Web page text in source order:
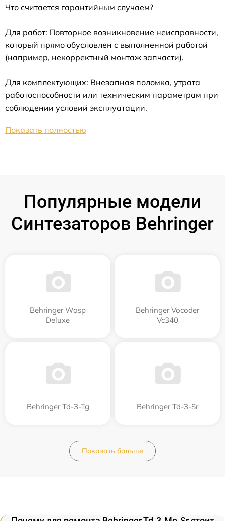
Что считается гарантийным случаем?
Для работ: Повторное возникновение неисправности,
который прямо обусловлен с выполненной работой
(например, некорректный монтаж запчасти).
Для комплектующих: Внезапная поломка, утрата
работоспособности или техническим параметрам при
соблюдении условий эксплуатации.
Показать полностью
Популярные модели
Синтезаторов Behringer
Behringer Wasp
Deluxe
Behringer Vocoder
Vc340
Behringer Td-3-Tg Behringer Td-3-Sr
Показать больше